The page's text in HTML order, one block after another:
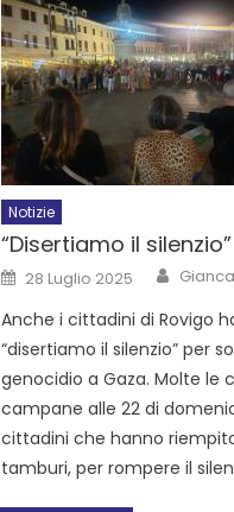
Notizie
“Disertiamo il
28 Luglio 2025
Anche i cittadini di Rovigo
“disertiamo il silenzio” per
genocidio a Gaza. Molte le
campane alle 22 di
cittadini che hanno
tamburi, per rompere il